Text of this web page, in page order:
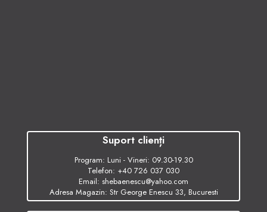
Suport clienți
Program: Luni - Vineri: 09.30-19.30
Telefon: +40 726 037 030
Email: shebaenescu@yahoo.com
Adresa Magazin: Str George Enescu 33, Bucuresti